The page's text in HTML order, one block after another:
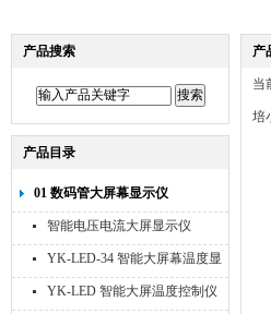
产品搜索
产品目录
01 数码管大屏幕显示仪
智能电压电流大屏显示仪
YK-LED-34 智能大屏幕温度显
示仪
YK-LED 智能大屏温度控制仪
产
当
培